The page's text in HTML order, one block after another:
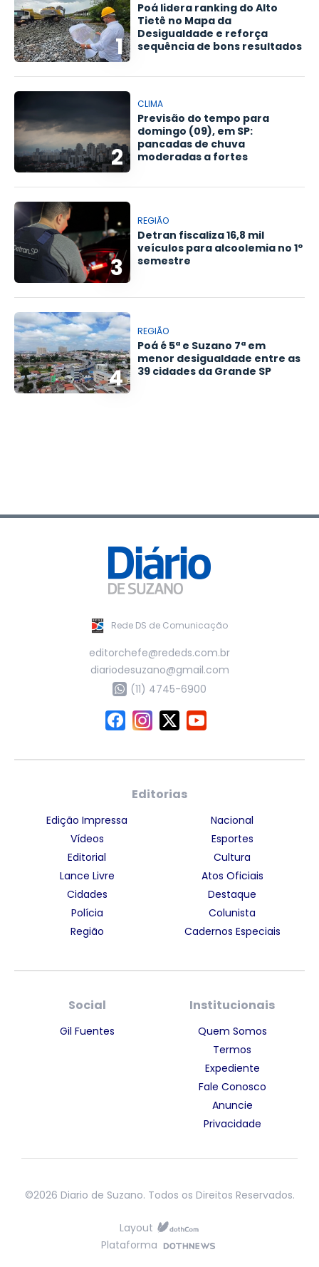
1
Poá lidera ranking do Alto
Tietê no Mapa da
Desigualdade e reforça
sequência de bons resultados
2
CLIMA
Previsão do tempo para
domingo (09), em SP:
pancadas de chuva
moderadas a fortes
3
REGIÃO
Detran fiscaliza 16,8 mil
veículos para alcoolemia no 1º
semestre
4
REGIÃO
Poá é 5ª e Suzano 7ª em
menor desigualdade entre as
39 cidades da Grande SP
Rede DS de Comunicação
editorchefe@rededs.com.br
diariodesuzano@gmail.com
(11) 4745-6900
Editorias
Edição Impressa
Vídeos
Editorial
Lance Livre
Cidades
Polícia
Região
Nacional
Esportes
Cultura
Atos Oficiais
Destaque
Colunista
Cadernos Especiais
Social
Gil Fuentes
Institucionais
Quem Somos
Termos
Expediente
Fale Conosco
Anuncie
Privacidade
©2026 Diario de Suzano. Todos os Direitos Reservados.
Layout
Plataforma